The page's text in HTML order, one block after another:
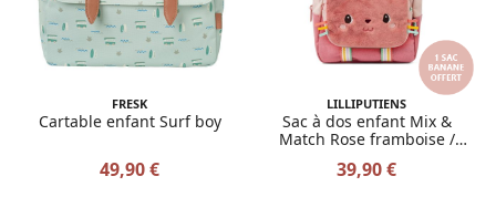
FRESK
Cartable enfant Surf boy
49,90 €
LILLIPUTIENS
Sac à dos enfant Mix &
Match Rose framboise /
39,90 €